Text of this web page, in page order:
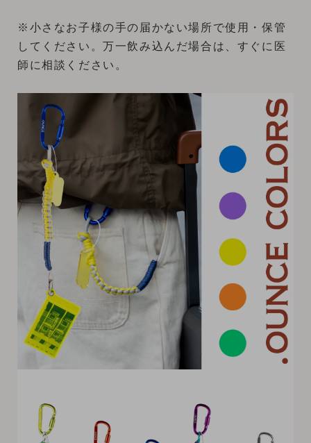
※小さなお子様の手の届かない場所で使用・保管
してください。万一飲み込んだ場合は、すぐに医
師に相談ください。